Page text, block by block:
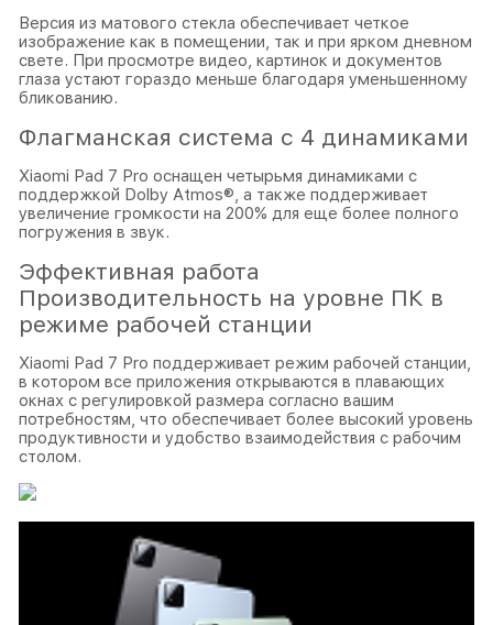
Версия из матового стекла обеспечивает четкое
изображение как в помещении, так и при ярком дневном
свете. При просмотре видео, картинок и документов
глаза устают гораздо меньше благодаря уменьшенному
бликованию.
Флагманская система с 4 динамиками
Xiaomi Pad 7 Pro оснащен четырьмя динамиками с
поддержкой Dolby Atmos®, а также поддерживает
увеличение громкости на 200% для еще более полного
погружения в звук.
Эффективная работа
Производительность на уровне ПК в
режиме рабочей станции
Xiaomi Pad 7 Pro поддерживает режим рабочей станции,
в котором все приложения открываются в плавающих
окнах с регулировкой размера согласно вашим
потребностям, что обеспечивает более высокий уровень
продуктивности и удобство взаимодействия с рабочим
столом.